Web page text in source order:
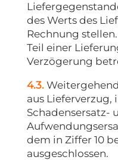
des Werts des
Rechnung
Teil einer
Verzögerung
4.3.
aus Lieferverzug,
Schadensersatz-
dem in Ziffer 10
ausgeschlossen.